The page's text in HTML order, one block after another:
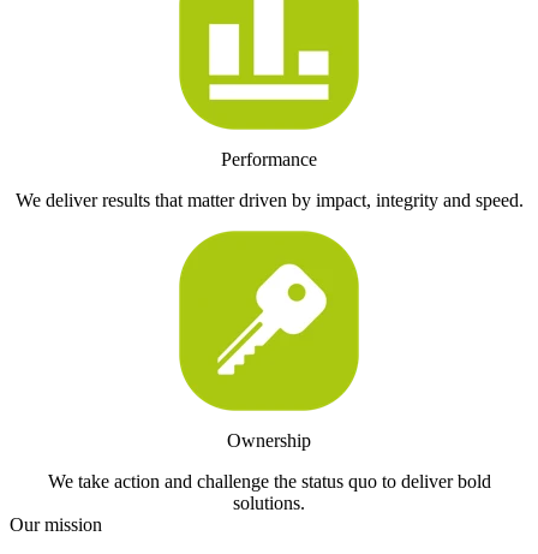
Performance
We deliver results that matter driven by impact, integrity and speed.
Ownership
We take action and challenge the status quo to deliver bold
solutions.
Our mission